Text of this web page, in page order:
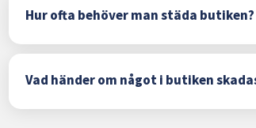
Hur ofta behöver man städa butiken?
Vad händer om något i butiken